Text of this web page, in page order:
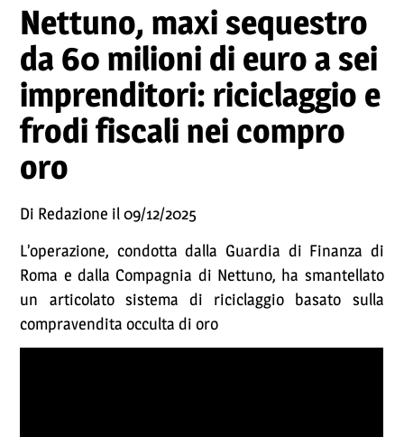
Nettuno, maxi sequestro
da 60 milioni di euro a sei
imprenditori: riciclaggio e
frodi fiscali nei compro
oro
Di Redazione il 09/12/2025
L’operazione, condotta dalla Guardia di Finanza di
Roma e dalla Compagnia di Nettuno, ha smantellato
un articolato sistema di riciclaggio basato sulla
compravendita occulta di oro